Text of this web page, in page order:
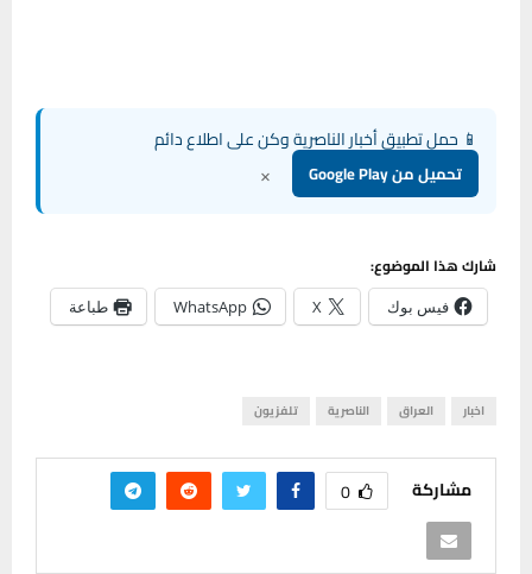
📱 حمل تطبيق أخبار الناصرية وكن على اطلاع دائم
تحميل من Google Play ×
شارك هذا الموضوع:
فيس بوك X
WhatsApp طباعة
اخبار العراق الناصرية تلفزيون
مشاركة 0